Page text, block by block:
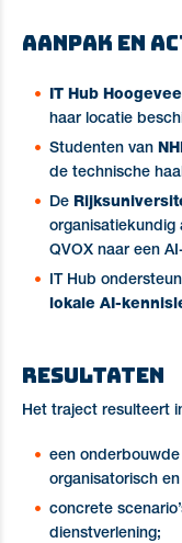
Aanpak en
IT Hub
haar locatie
Studenten van
de technische
De
organisatiekundig
QVOX naar een
IT Hub
lokale AI-
Resultaten
Het traject resulteert
een
organisatorisch
concrete
dienstverlening;